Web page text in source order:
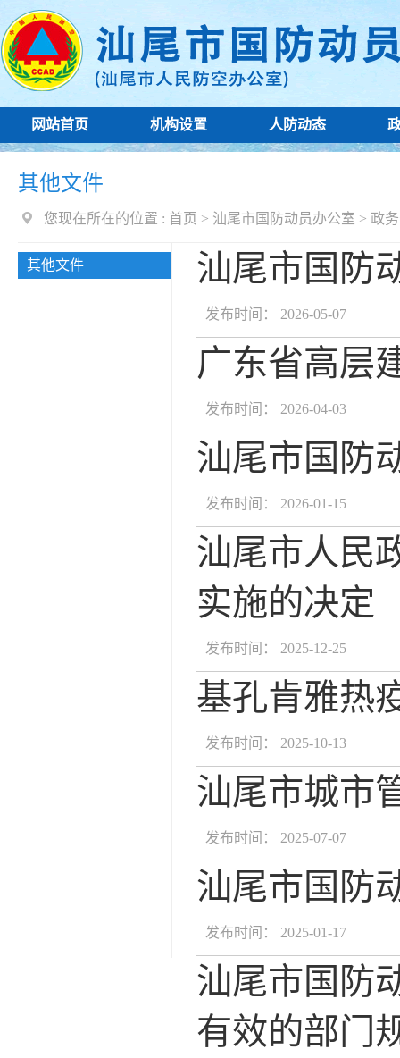
网站首页 机构设置 人防动态
其他文件
您现在所在的位置 : 首页 > 汕尾市国防动员办公室 > 政
其他文件 汕尾市国防
发布时间： 2026-05-07
广东省高层
发布时间： 2026-04-03
汕尾市国防
发布时间： 2026-01-15
汕尾市人民
实施的决定
发布时间： 2025-12-25
基孔肯雅热
发布时间： 2025-10-13
汕尾市城市
发布时间： 2025-07-07
汕尾市国防
发布时间： 2025-01-17
汕尾市国防
有效的部门